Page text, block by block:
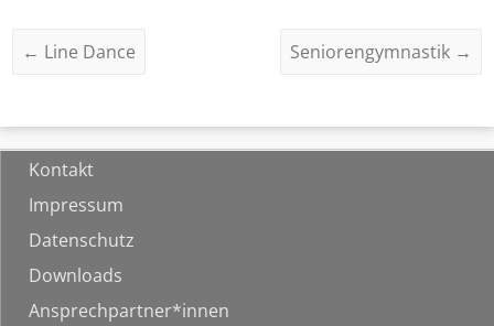
← Line Dance Seniorengymnastik →
Kontakt
Impressum
Datenschutz
Downloads
Ansprechpartner*innen